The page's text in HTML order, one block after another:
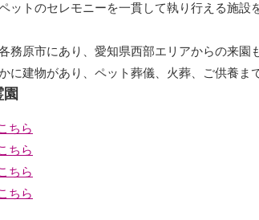
ットのセレモニーを一貫して執り行える施設
務原市にあり、愛知県西部エリアからの来園
に建物があり、ペット葬儀、火葬、ご供養ま
ちら
ちら
ちら
ちら